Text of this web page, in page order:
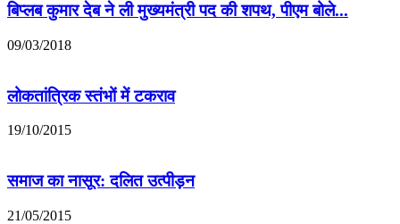
बिप्लब कुमार देब ने ली मुख्यमंत्री पद की शपथ, पीएम बोले...
09/03/2018
लोकतांत्रिक स्तंभों में टकराव
19/10/2015
समाज का नासूर: दलित उत्पीड़न
21/05/2015